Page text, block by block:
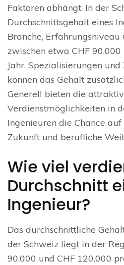
Faktoren abhängt. In der
Durchschnittsgehalt eines
Branche,
zwischen etwa CHF
Jahr. Spezialisierungen
können das Gehalt
Generell bieten die
Verdienstmöglichkeiten in
Ingenieuren die Chance
Zukunft und berufliche
Wie viel
Durchschnitt
Ingenieur?
Das durchschnittliche
der Schweiz liegt in der
90.000 und CHF 120.000